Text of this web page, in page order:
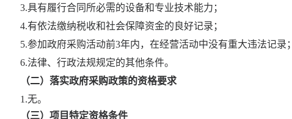
3.具有履行合同所必需的设备和专业技术能力；
4.有依法缴纳税收和社会保障资金的良好记录；
5.参加政府采购活动前3年内，在经营活动中没有重大违法记录；
6.法律、行政法规规定的其他条件。
（二）落实政府采购政策的资格要求
1.无。
（三）项目特定资格条件